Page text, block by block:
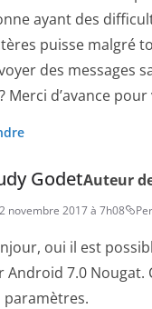
ayant des
puisse malgré
des messages
Merci d’avance
GodetAuteur
novembre 2017 à 7h08
oui il est
Android 7.0 Nougat.
paramètres.